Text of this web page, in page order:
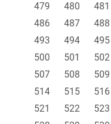
479
480 481
486
487 488
493
494 495
500
501 502
507
508 509
514
515 516
521
522 523